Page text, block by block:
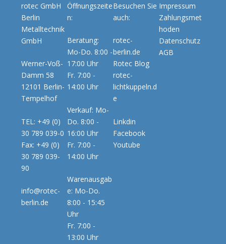
rotec GmbH
Berlin
Metalltechnik
GmbH
Werner-Voß-
Damm 58
12101 Berlin-
Tempelhof
TEL: +49 (0)
30 789 039-0
Fax: +49 (0)
30 789 039-
90
info@rotec-
berlin.de
Öffnungszeite
n:
Beratung:
Mo-Do. 8:00 -
17:00 Uhr
Fr. 7:00 -
14:00 Uhr
Verkauf: Mo-
Do. 8:00 -
16:00 Uhr
Fr. 7:00 -
14:00 Uhr
Warenausgab
e: Mo-Do.
8:00 - 15:45
Uhr
Fr. 7:00 -
13:00 Uhr
Besuchen Sie
auch:
rotec-
berlin.de
Rotec Blog
rotec-
lichtkuppeln.d
e
Linkdin
Facebook
Youtube
Impressum
Zahlungsmet
hoden
Datenschutz
AGB